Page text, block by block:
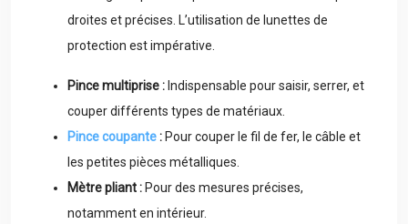
droites et précises. L’utilisation de lunettes de
protection est impérative.
Pince multiprise : Indispensable pour saisir, serrer, et
couper différents types de matériaux.
Pince coupante : Pour couper le fil de fer, le câble et
les petites pièces métalliques.
Mètre pliant : Pour des mesures précises,
notamment en intérieur.